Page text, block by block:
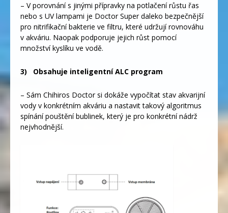
– V porovnání s jinými přípravky na potlačení růstu řas
nebo s UV lampami je Doctor Super daleko bezpečnější
pro nitrifikační bakterie ve filtru, které udržují rovnováhu
v akváriu. Naopak podporuje jejich růst pomocí
množství kyslíku ve vodě.
3) Obsahuje inteligentní ALC program
– Sám Chihiros Doctor si dokáže vypočítat stav akvarijní
vody v konkrétním akváriu a nastavit takový algoritmus
spínání pouštění bublinek, který je pro konkrétní nádrž
nejvhodnější.